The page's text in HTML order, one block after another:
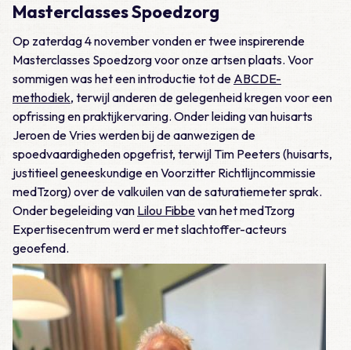
Masterclasses Spoedzorg
Op zaterdag 4 november vonden er twee inspirerende
Masterclasses Spoedzorg voor onze artsen plaats. Voor
sommigen was het een introductie tot de ABCDE-
methodiek, terwijl anderen de gelegenheid kregen voor een
opfrissing en praktijkervaring. Onder leiding van huisarts
Jeroen de Vries werden bij de aanwezigen de
spoedvaardigheden opgefrist, terwijl Tim Peeters (huisarts,
justitieel geneeskundige en Voorzitter Richtlijncommissie
medTzorg) over de valkuilen van de saturatiemeter sprak.
Onder begeleiding van Lilou Fibbevan het medTzorg
Expertisecentrum werd er met slachtoffer-acteurs
geoefend.